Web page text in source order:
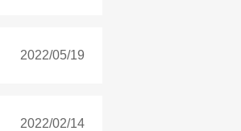
2022/05/19
2022/02/14